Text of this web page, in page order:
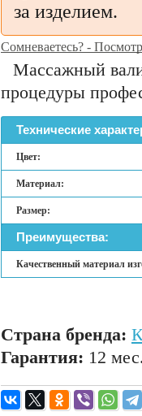
за изделием.
Сомневаетесь? -
Массажный
процедуры
Технические
Цвет:
Материал:
Размер:
Преимущества:
Качественный материал
Страна бренда:
Гарантия: 12